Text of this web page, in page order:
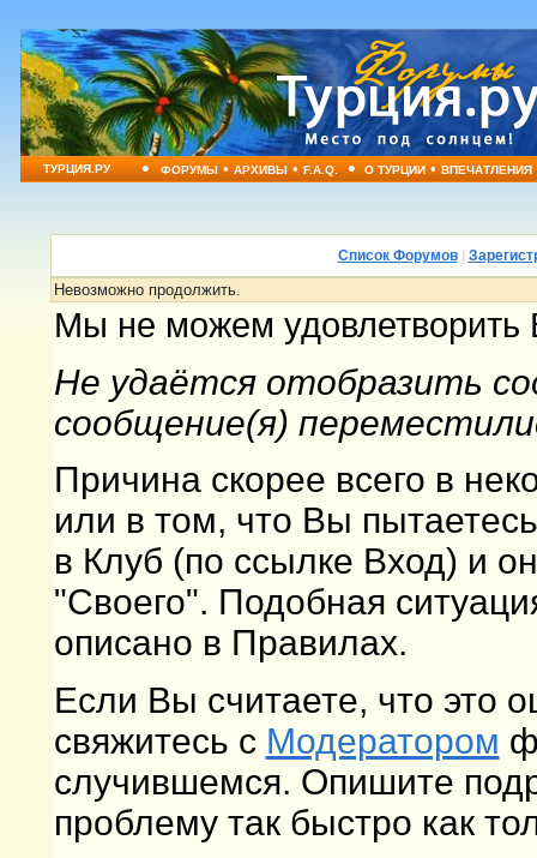
ТУРЦИЯ.РУ • ФОРУМЫ•АРХИВЫ•F.A.Q. • О ТУРЦИИ•ВПЕЧАТЛЕНИЯ
Список Форумов|
Невозможно продолжить.
Мы не можем удовлетворить
Не удаётся отобразить
сообщение(я)
Причина скорее всего в
или в том, что Вы
в Клуб (по ссылке Вход) и
"Своего". Подобная
описано в Правилах.
Если Вы считаете, что это
свяжитесь с Модератором
случившемся. Опишите
проблему так быстро как